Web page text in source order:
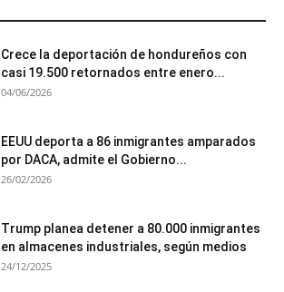
Crece la deportación de hondureños con
casi 19.500 retornados entre enero...
04/06/2026
EEUU deporta a 86 inmigrantes amparados
por DACA, admite el Gobierno...
26/02/2026
Trump planea detener a 80.000 inmigrantes
en almacenes industriales, según medios
24/12/2025